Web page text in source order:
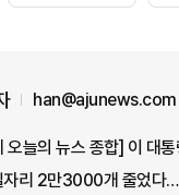
han@ajunews.com
리 2만3000개 줄었다…